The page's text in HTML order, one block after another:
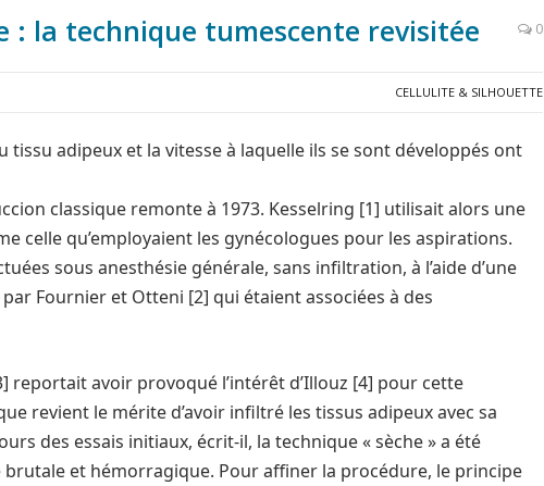
: la technique tumescente revisitée 0
CELLULITE & SILHOUETTE
tissu adipeux et la vitesse à laquelle ils se sont développés ont
classique remonte à 1973. Kesselring [1] utilisait alors une
celle qu’employaient les gynécologues pour les aspirations.
sous anesthésie générale, sans infiltration, à l’aide d’une
Fournier et Otteni [2] qui étaient associées à des
reportait avoir provoqué l’intérêt d’Illouz [4] pour cette
revient le mérite d’avoir infiltré les tissus adipeux avec sa
des essais initiaux, écrit-il, la technique « sèche » a été
brutale et hémorragique. Pour affiner la procédure, le principe